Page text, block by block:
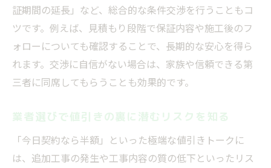
証期間の延長」など、総合的な条件交渉を行うこともコ
ツです。例えば、見積もり段階で保証内容や施工後のフ
ォローについても確認することで、長期的な安心を得ら
れます。交渉に自信がない場合は、家族や信頼できる第
三者に同席してもらうことも効果的です。
業者選びで値引きの裏に潜むリスクを知る
「今日契約なら半額」といった極端な値引きトークに
は、追加工事の発生や工事内容の質の低下といったリス